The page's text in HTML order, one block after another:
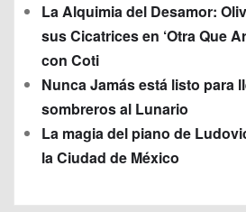
La Alquimia del Desamor:
sus Cicatrices en ‘Otra Que
con Coti
Nunca Jamás está listo para
sombreros al Lunario
La magia del piano de
la Ciudad de México